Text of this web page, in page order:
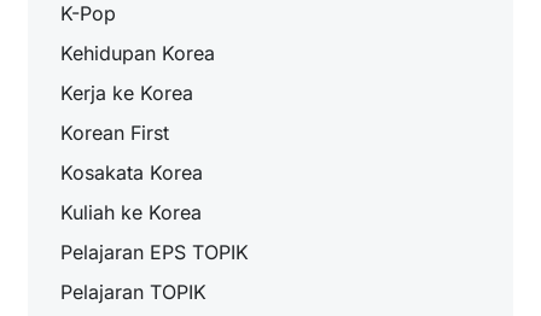
K-Pop
Kehidupan Korea
Kerja ke Korea
Korean First
Kosakata Korea
Kuliah ke Korea
Pelajaran EPS TOPIK
Pelajaran TOPIK